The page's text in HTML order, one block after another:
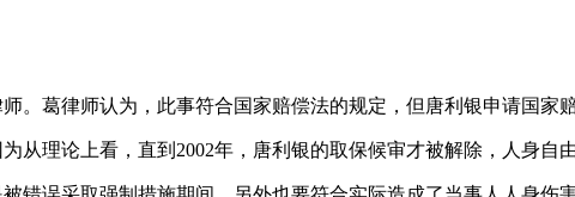
。葛律师认为，此事符合国家赔偿法的规定，但唐利银申请国家
从理论上看，直到2002年，唐利银的取保候审才被解除，人身自